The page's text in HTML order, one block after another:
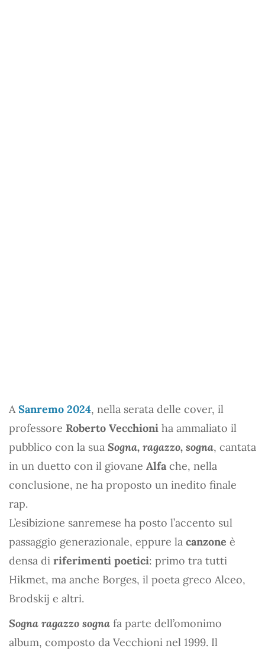
ASanremo 2024, nella serata delle cover, il
professore Roberto Vecchioni ha ammaliato il
pubblico con la sua Sogna, ragazzo, sogna, cantata
in un duetto con il giovane Alfa che, nella
conclusione, ne ha proposto un inedito finale
rap.
L’esibizione sanremese ha posto l’accento sul
passaggio generazionale, eppure la canzone è
densa di riferimenti poetici: primo tra tutti
Hikmet, ma anche Borges, il poeta greco Alceo,
Brodskij e altri.
Sogna ragazzo sogna fa parte dell’omonimo
album, composto da Vecchioni nel 1999. Il